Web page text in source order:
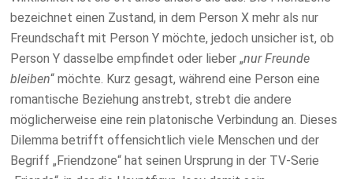
bezeichnet einen Zustand, in dem Person X mehr als nur
Freundschaft mit Person Y möchte, jedoch unsicher ist, ob
Person Y dasselbe empfindet oder lieber „nur Freunde
bleiben“ möchte. Kurz gesagt, während eine Person eine
romantische Beziehung anstrebt, strebt die andere
möglicherweise eine rein platonische Verbindung an. Dieses
Dilemma betrifft offensichtlich viele Menschen und der
Begriff „Friendzone“ hat seinen Ursprung in der TV-Serie